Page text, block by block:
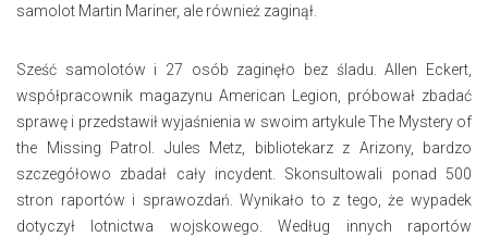
samolot Martin Mariner, ale również zaginął.
Sześć samolotów i 27 osób zaginęło bez śladu. Allen Eckert,
współpracownik magazynu American Legion, próbował zbadać
sprawę i przedstawił wyjaśnienia w swoim artykule The Mystery of
the Missing Patrol. Jules Metz, bibliotekarz z Arizony, bardzo
szczegółowo zbadał cały incydent. Skonsultowali ponad 500
stron raportów i sprawozdań. Wynikało to z tego, że wypadek
dotyczył lotnictwa wojskowego. Według innych raportów